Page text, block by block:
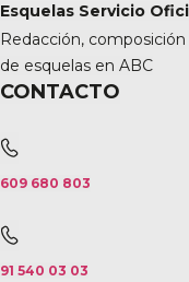
Esquelas Servicio
Redacción,
de esquelas en ABC
CONTACTO
609 680 803
91 540 03 03